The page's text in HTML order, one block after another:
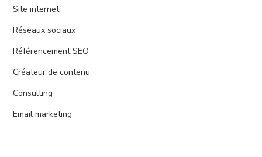
Site internet
Réseaux sociaux
Référencement SEO
Créateur de contenu
Consulting
Email marketing